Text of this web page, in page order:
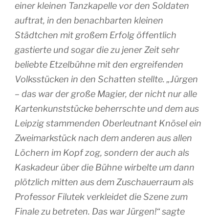
einer kleinen Tanzkapelle vor den Soldaten
auftrat, in den benachbarten kleinen
Städtchen mit großem Erfolg öffentlich
gastierte und sogar die zu jener Zeit sehr
beliebte Etzelbühne mit den ergreifenden
Volksstücken in den Schatten stellte. „Jürgen
– das war der große Magier, der nicht nur alle
Kartenkunststücke beherrschte und dem aus
Leipzig stammenden Oberleutnant Knösel ein
Zweimarkstück nach dem anderen aus allen
Löchern im Kopf zog, sondern der auch als
Kaskadeur über die Bühne wirbelte um dann
plötzlich mitten aus dem Zuschauerraum als
Professor Filutek verkleidet die Szene zum
Finale zu betreten. Das war Jürgen!“ sagte